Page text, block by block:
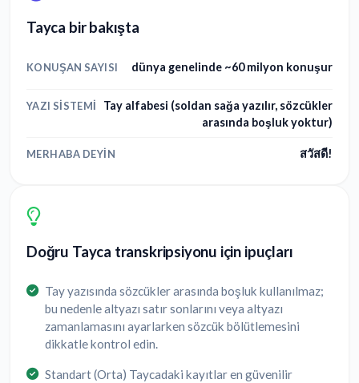
Tayca bir bakışta
KONUŞAN SAYISI dünya genelinde ~60 milyon konuşur
YAZI SISTEMI
Tay alfabesi (soldan sağa yazılır, sözcükler
arasında boşluk yoktur)
MERHABA DEYIN สวัสดี!
Doğru Tayca transkripsiyonu için ipuçları
Tay yazısında sözcükler arasında boşluk kullanılmaz;
bu nedenle altyazı satır sonlarını veya altyazı
zamanlamasını ayarlarken sözcük bölütlemesini
dikkatle kontrol edin.
Standart (Orta) Taycadaki kayıtlar en güvenilir